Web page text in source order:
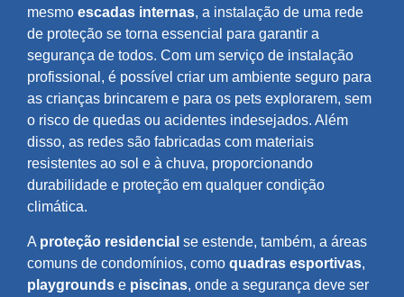
mesmo escadas internas, a instalação de uma rede
de proteção se torna essencial para garantir a
segurança de todos. Com um serviço de instalação
profissional, é possível criar um ambiente seguro para
as crianças brincarem e para os pets explorarem, sem
o risco de quedas ou acidentes indesejados. Além
disso, as redes são fabricadas com materiais
resistentes ao sol e à chuva, proporcionando
durabilidade e proteção em qualquer condição
climática.
A proteção residencial se estende, também, a áreas
comuns de condomínios, como quadras esportivas,
playgrounds e piscinas, onde a segurança deve ser